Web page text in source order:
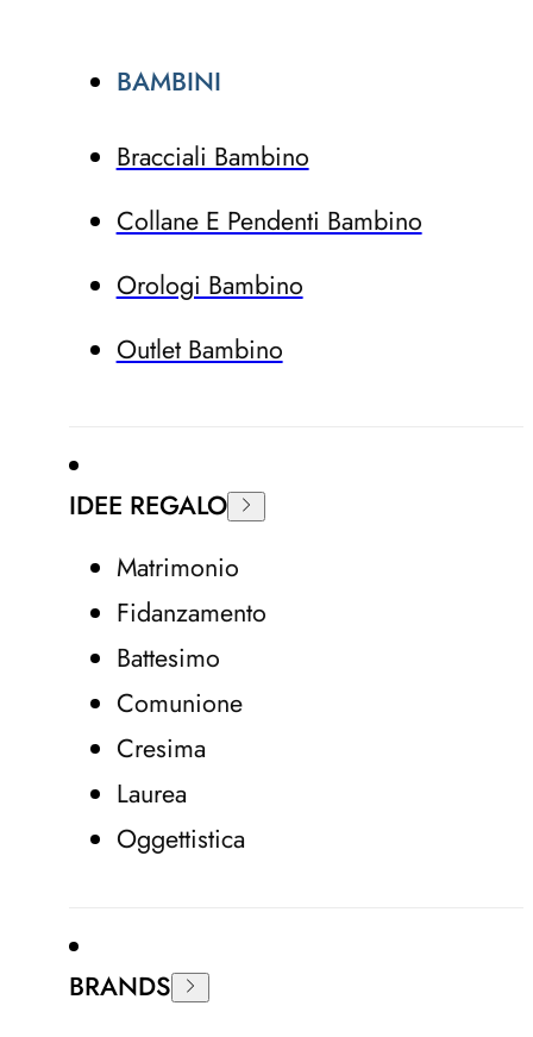
BAMBINI
Bracciali Bambino
Collane E Pendenti Bambino
Orologi Bambino
Outlet Bambino
IDEE REGALO
Matrimonio
Fidanzamento
Battesimo
Comunione
Cresima
Laurea
Oggettistica
BRANDS